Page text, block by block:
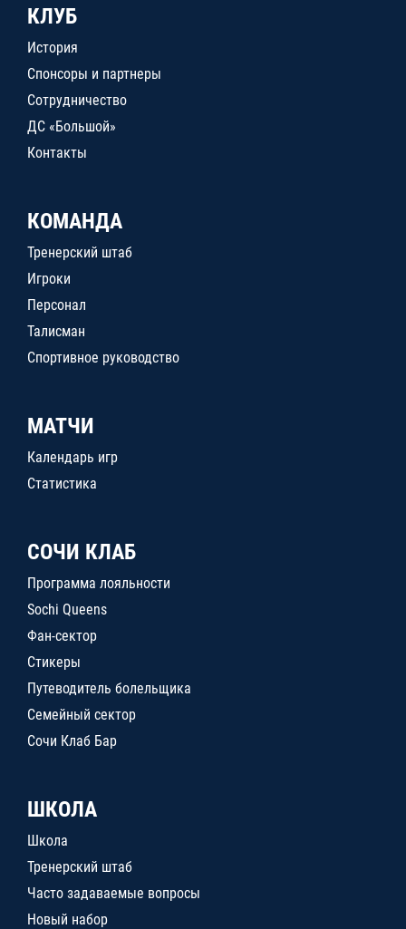
КЛУБ
История
Спонсоры и партнеры
Сотрудничество
ДС «Большой»
Контакты
КОМАНДА
Тренерский штаб
Игроки
Персонал
Талисман
Спортивное руководство
МАТЧИ
Календарь игр
Статистика
СОЧИ КЛАБ
Программа лояльности
Sochi Queens
Фан-сектор
Стикеры
Путеводитель болельщика
Семейный сектор
Сочи Клаб Бар
ШКОЛА
Школа
Тренерский штаб
Часто задаваемые вопросы
Новый набор